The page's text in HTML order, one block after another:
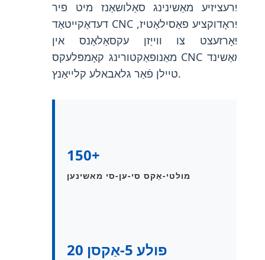
פּרעציזיע מאַשינינג סאַלושאַנז מיט פיר
דעדאַקייטאַד CNC פּראָדוקציע פאַסילאַטיז,
פאָרזעצט צו ווייַזן עקסאַלאַנס אין
מאַנופאַקטורינג קאָמפּלעקס CNC מאַשינד
טיילן פֿאַר גלאבאלע קלייאַנץ.
150+
מולטי-אַקס סי-ען-סי מאשינען
20 פולע 5-אַקסן